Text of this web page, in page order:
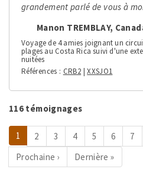
grandement parlé de vous à
Manon TREMBLAY,
Voyage de 4 amies joignant un
plages au Costa Rica suivi d'une
nuitées
Références
CRB2 |XXSJO1
116 témoignages
Pagination
Page
courante
1 Page
2 Page
3 Page
4 Page
5 Page
6 7
Page
suivante
Prochaine ›
Dernière
page
Dernière »